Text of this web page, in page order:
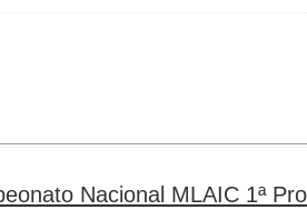
Nacional MLAIC 1ª